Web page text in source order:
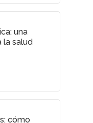
una
la salud
cómo